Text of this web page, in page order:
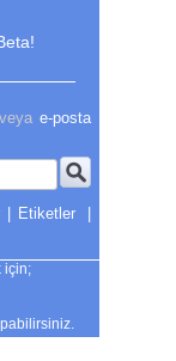
veya e-posta
| Etiketler
|
için;